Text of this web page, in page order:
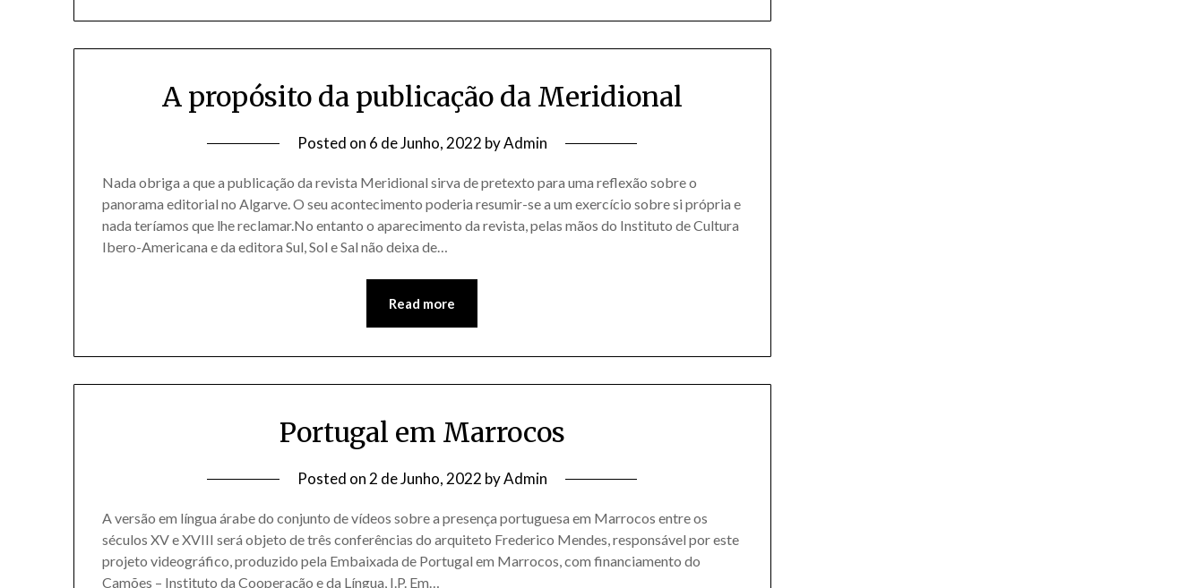
A propósito da publicação da Meridional
Posted on 6 de Junho, 2022 byAdmin
Nada obriga a que a publicação da revista Meridional sirva de pretexto para uma reflexão sobre o
panorama editorial no Algarve. O seu acontecimento poderia resumir-se a um exercício sobre si própria e
nada teríamos que lhe reclamar.No entanto o aparecimento da revista, pelas mãos do Instituto de Cultura
Ibero-Americana e da editora Sul, Sol e Sal não deixa de…
Read more
Portugal em Marrocos
Posted on 2 de Junho, 2022 byAdmin
A versão em língua árabe do conjunto de vídeos sobre a presença portuguesa em Marrocos entre os
séculos XV e XVIII será objeto de três conferências do arquiteto Frederico Mendes, responsável por este
projeto videográfico, produzido pela Embaixada de Portugal em Marrocos, com financiamento do
Camões – Instituto da Cooperação e da Língua, I.P. Em…